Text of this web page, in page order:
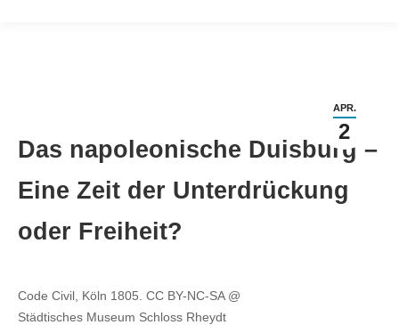
APR.
2
Das napoleonische Duisburg –
Eine Zeit der Unterdrückung
oder Freiheit?
Code Civil, Köln 1805. CC BY-NC-SA @
Städtisches Museum Schloss Rheydt